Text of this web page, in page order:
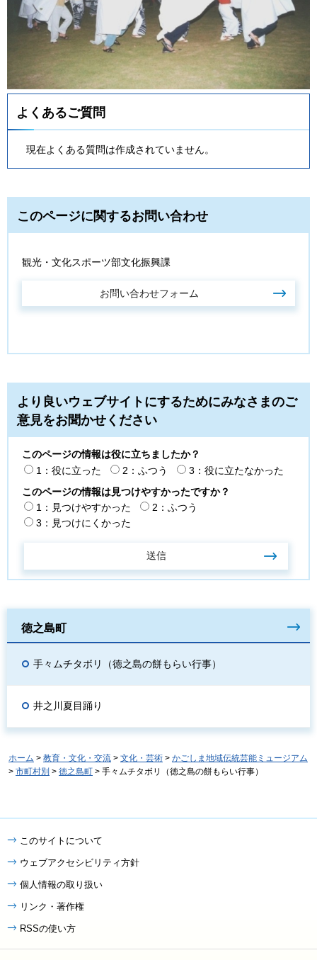
よくあるご質問
現在よくある質問は作成されていません。
このページに関するお問い合わせ
観光・文化スポーツ部文化振興課
より良いウェブサイトにするためにみなさまのご
意見をお聞かせください
このページの情報は役に立ちましたか？
1：役に立った
2：ふつう
3：役に立たなかった
このページの情報は見つけやすかったですか？
1：見つけやすかった
2：ふつう
3：見つけにくかった
徳之島町
手々ムチタボリ（徳之島の餅もらい行事）
井之川夏目踊り
ホーム > 教育・文化・交流 > 文化・芸術 > かごしま地域伝統芸能ミュージアム
> 市町村別 > 徳之島町 > 手々ムチタボリ（徳之島の餅もらい行事）
このサイトについて
ウェブアクセシビリティ方針
個人情報の取り扱い
リンク・著作権
RSSの使い方